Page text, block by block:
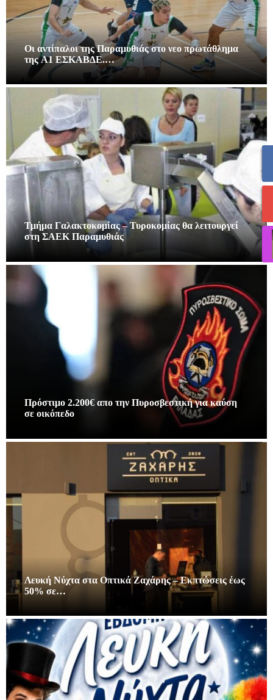
Οι αντίπαλοι της Παραμυθιάς στο νεο πρωτάθλημα
της A1 ΕΣΚΑΒΔΕ.…
Τμήμα Γαλακτοκομίας – Τυροκομίας θα λειτουργεί
στη ΣΑΕΚ Παραμυθιάς
Πρόστιμο 2.200€ απο την Πυροσβεστική για καύση
σε οικόπεδο
Λευκή Νύχτα στα Οπτικά Ζαχάρης – Εκπτώσεις έως
50% σε…